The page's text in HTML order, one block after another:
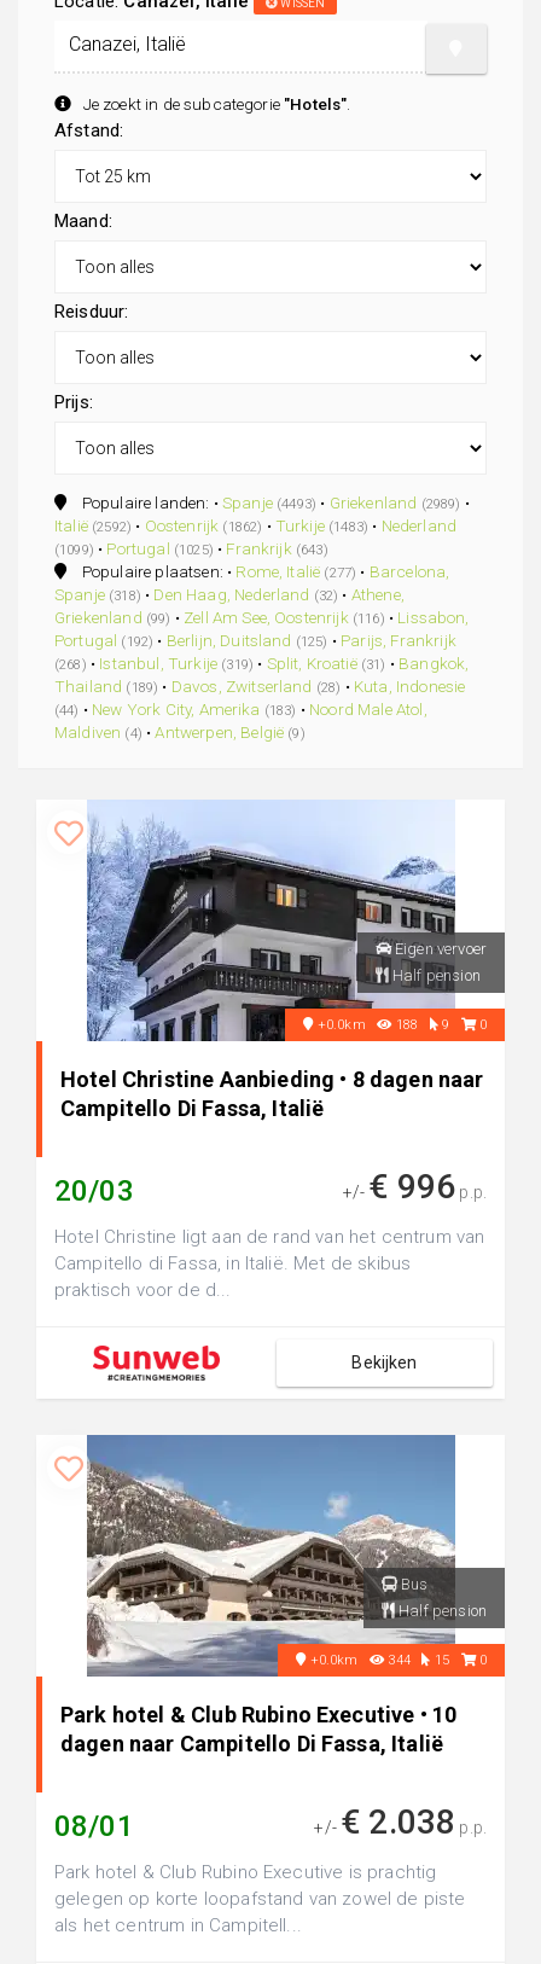
Je zoekt in de subcategorie "Hotels"
Afstand:
Maand:
Reisduur:
Prijs:
Populaire landen: •Spanje (4493) • Griekenland (2989) •
Italië (2592) • Oostenrijk (1862) • Turkije (1483) • Nederland
(1099) • Portugal (1025) • Frankrijk (643)
Populaire plaatsen: • Rome, Italië (277) • Barcelona,
Spanje (318) • Den Haag, Nederland (32) • Athene,
Griekenland (99) • Zell Am See, Oostenrijk (116) • Lissabon,
Portugal (192) • Berlijn, Duitsland (125) • Parijs, Frankrijk
(268) • Istanbul, Turkije (319) • Split, Kroatië (31) • Bangkok,
Thailand (189) • Davos, Zwitserland (28) • Kuta, Indonesie
(44) • New York City, Amerika (183) • Noord Male Atol,
Maldiven (4) •Antwerpen, België (9)
Eigen vervoer
Half pension
+0.0km 188 9 0
Hotel Christine Aanbieding • 8 dagen naar
Campitello Di Fassa, Italië
20/03 +/- € 996 p.p.
Hotel Christine ligt aan de rand van het centrum van
Campitello di Fassa, in Italië. Met de skibus
praktisch voor de d...
Bekijken
Bus
Half pension
+0.0km 344 15 0
Park hotel & Club Rubino Executive • 10
dagen naar Campitello Di Fassa, Italië
08/01 +/- € 2.038 p.p.
Park hotel & Club Rubino Executive is prachtig
gelegen op korte loopafstand van zowel de piste
als het centrum in Campitell...